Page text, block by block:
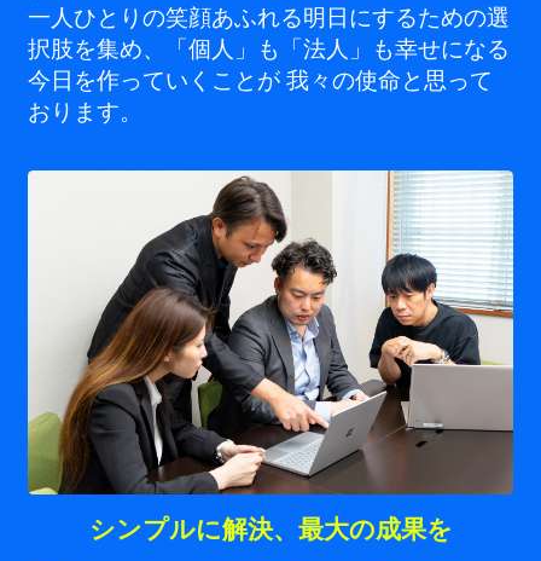
一人ひとりの笑顔あふれる明日にするための選
択肢を集め、「個人」も「法人」も幸せになる
今日を作っていくことが 我々の使命と思って
おります。
シンプルに解決、最大の成果を